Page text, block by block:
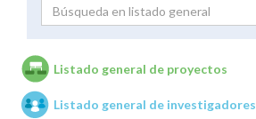
Unidades de investigación
Listado general de proyectos
Listado general de investigadores